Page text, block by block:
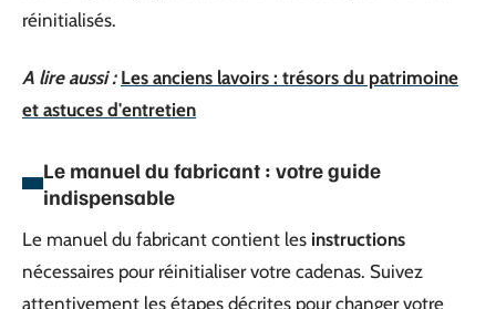
réinitialisés.
A lire aussi : Les anciens lavoirs : trésors du patrimoine
et astuces d'entretien
Le manuel du fabricant : votre guide
indispensable
Le manuel du fabricant contient les instructions
nécessaires pour réinitialiser votre cadenas. Suivez
attentivement les étapes décrites pour changer votre